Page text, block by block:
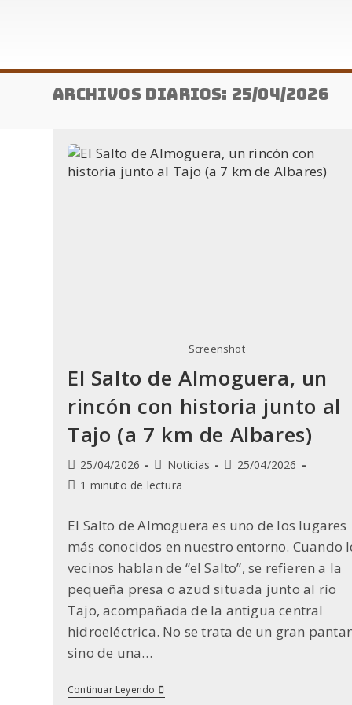
Archivos diarios: 25/04/2026
Screenshot
El Salto de Almoguera, un
rincón con historia junto al
Tajo (a 7 km de Albares)
Publicación
de
25/04/2026
Categoría
de
Noticias
Última
entrada:
25/04/2026
Tiempo
lectura:
1 minuto de lectura
El Salto de Almoguera es uno de los lugares
más conocidos en nuestro entorno. Cuando
vecinos hablan de “el Salto”, se refieren a la
pequeña presa o azud situada junto al río
Tajo, acompañada de la antigua central
hidroeléctrica. No se trata de un gran
sino de una…
Continuar Leyendo El